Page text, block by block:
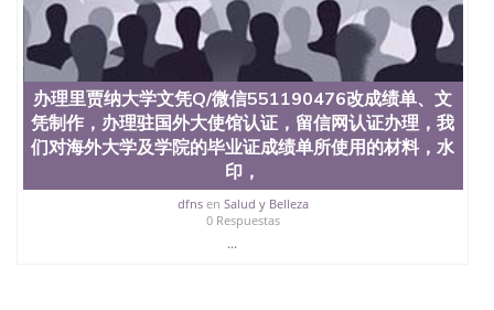
办理里贾纳大学文凭Q/微信551190476改成绩单、文
凭制作，办理驻国外大使馆认证，留信网认证办理，我
们对海外大学及学院的毕业证成绩单所使用的材料，水
印，
dfnsen Salud y Belleza
0 Respuestas
...